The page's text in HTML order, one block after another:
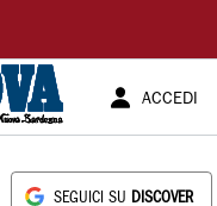
ACCEDI
SEGUICI SU DISCOVER